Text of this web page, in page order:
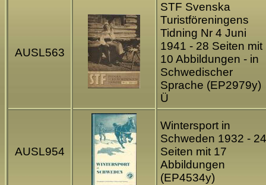
AUSL563
STF Svenska
Turistföreningens
Tidning Nr 4 Juni
1941 - 28 Seiten mit
10 Abbildungen - in
Schwedischer
Sprache (EP2979y)
Ü
AUSL954
Wintersport in
Schweden 1932 - 24
Seiten mit 17
Abbildungen
(EP4534y)